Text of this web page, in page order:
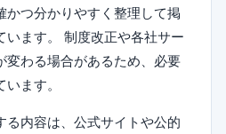
かつ分かりやすく整理して掲
います。 制度改正や各社サー
変わる場合があるため、必要
ます。
る内容は、公式サイトや公的